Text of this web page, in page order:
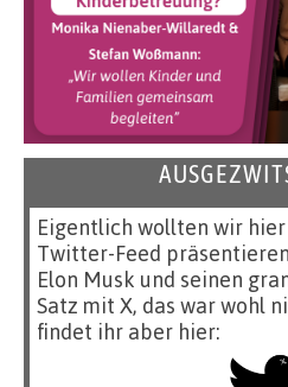
Eigentlich wollten wir
Twitter-Feed
Elon Musk und seinen
Satz mit X, das war wohl
findet ihr aber hier: